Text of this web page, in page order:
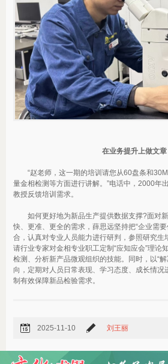
在业务提升上做文章
“赵老师，这一期的培训请您从60盘条和
量金相检测等方面进行讲解。”电话中，2000年
教授反馈培训需求。
如何更好地为新品生产提供数据支撑?面对新
快、更准、更全的需求，薛思远坚持把“企业需要
合，认真对专业人员能力进行研判，参照研究生
请行业专家对金相专业职工定制“应知应会”理论
检测、分析新产品微观组织的技能。同时，以“
向，定期对人员日常表现、学习态度、成长情况
制有效保障新品检验需求。
2025-11-10 刘王丽